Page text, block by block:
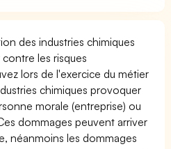
des industries chimiques
les risques
lors de l'exercice du métier
chimiques provoquer
morale (entreprise) ou
dommages peuvent arriver
néanmoins les dommages